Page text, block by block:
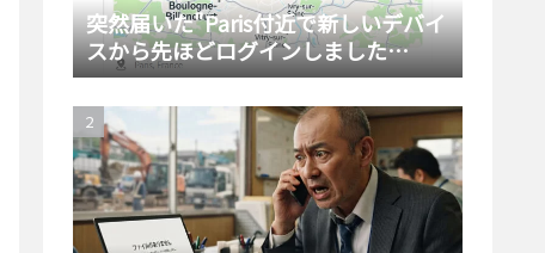
突然届いた"Paris付近で新しいデバイ
スから先ほどログインしました
か？"という引っかけスパムメール